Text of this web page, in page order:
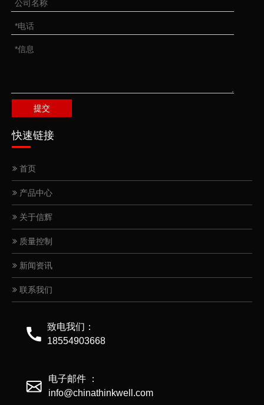
提交
快速链接
首页
产品中心
关于信辉
质量控制
新闻资讯
联系我们
致电我们：
18554903668
电子邮件 ：
info@chinathinkwell.com